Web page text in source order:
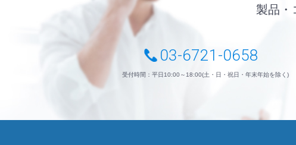
製品・
03-6721-0658
受付時間：平日10:00～18:00(土・日・祝日・年末年始を除く)